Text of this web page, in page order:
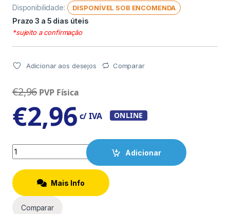
Disponibilidade: DISPONÍVEL SOB ENCOMENDA
Prazo 3 a 5 dias úteis
*sujeito a confirmação
Adicionar aos desejos Comparar
€2,96 PVP Física
€2,96 c/ IVA ONLINE
Quantity
Adicionar
Mais Info
Comparar